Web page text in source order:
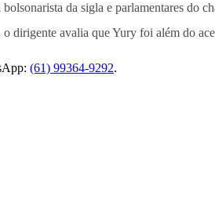
da sigla e parlamentares
dirigente avalia que Yury foi além do
(61) 99364-9292.